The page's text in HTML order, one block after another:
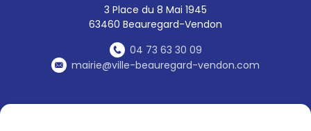
3 Place du 8 Mai 1945
63460 Beauregard-Vendon
04 73 63 30 09
mairie@ville-beauregard-vendon.com